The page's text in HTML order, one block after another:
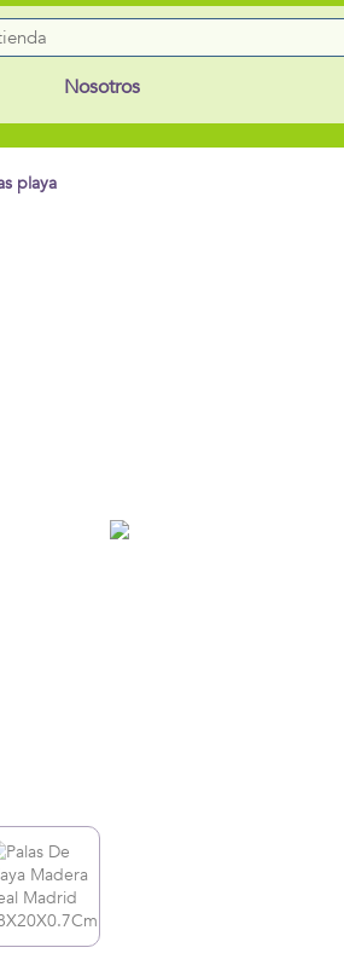
Nosotros
playa